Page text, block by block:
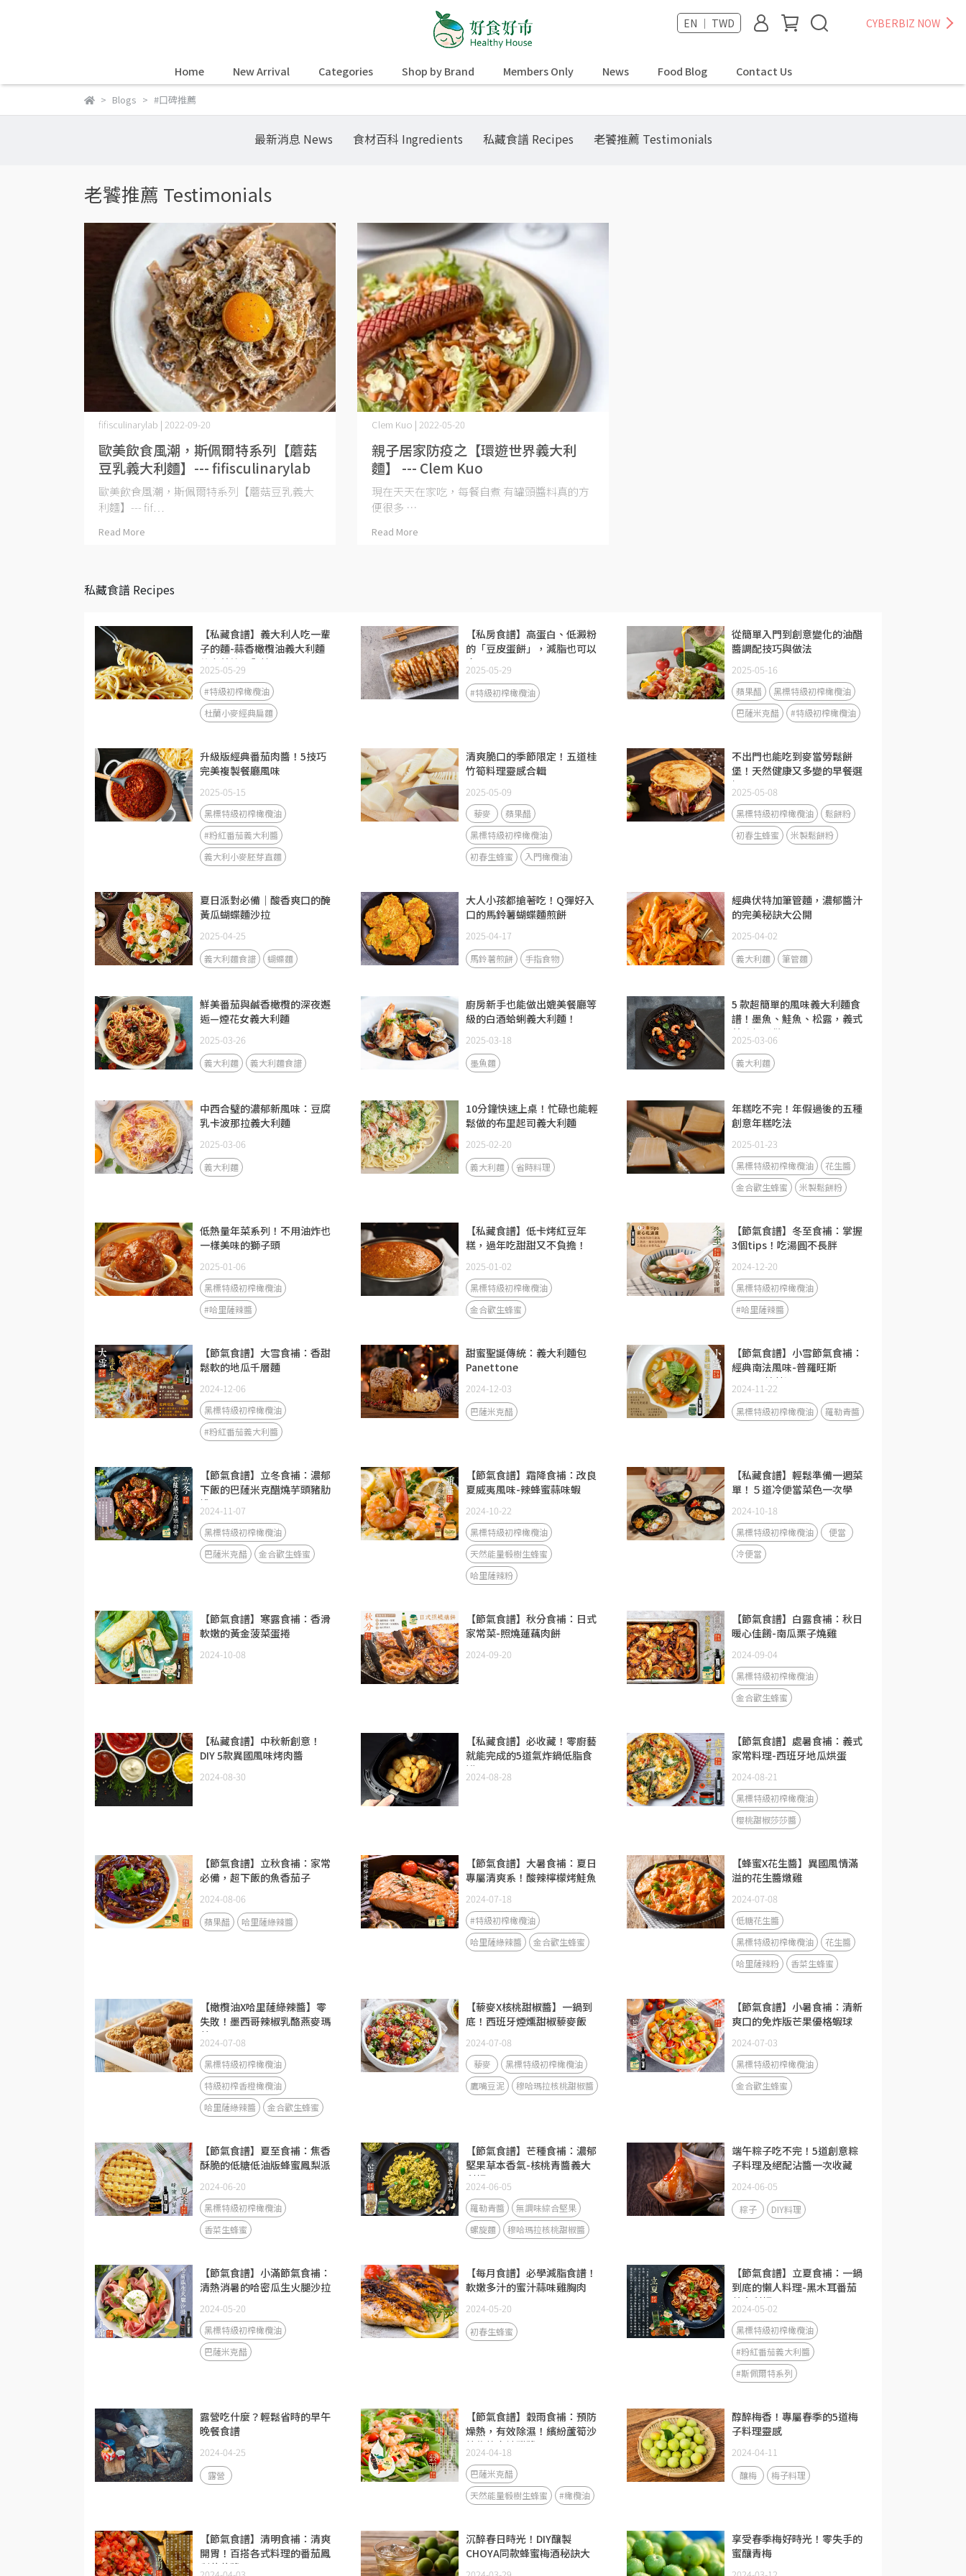
EN ｜ TWD CYBERBIZ NOW
Home New Arrival Categories Shop by Brand Members Only News Food Blog Contact Us
Blogs #口碑推薦
最新消息 News 食材百科 Ingredients 私藏食譜 Recipes 老饕推薦 Testimonials
老饕推薦 Testimonials
歐美飲食風潮，斯佩爾特系列【蘑菇
豆乳義大利麵】--- fifisculinarylab
fifisculinarylab | 2022-09-20
歐美飲食風潮，斯佩爾特系列【蘑菇豆乳義大
利麵】--- fif⋯
Read More
親子居家防疫之【環遊世界義大利
麵】 --- Clem Kuo
Clem Kuo | 2022-05-20
現在天天在家吃，每餐自煮 有罐頭醬料真的方
便很多 ⋯
Read More
私藏食譜 Recipes
【私藏食譜】義大利人吃一輩
子的麵-蒜香橄欖油義大利麵
的完美比例與技巧
2025-05-29
#特級初榨橄欖油
杜蘭小麥經典扁麵
【私房食譜】高蛋白、低澱粉
的「豆皮蛋餅」，減脂也可以
吃！
2025-05-29
#特級初榨橄欖油
從簡單入門到創意變化的油醋
醬調配技巧與做法
2025-05-16
蘋果醋
黑標特級初榨橄欖油
巴薩米克醋
#特級初榨橄欖油
升級版經典番茄肉醬！5技巧
完美複製餐廳風味
2025-05-15
黑標特級初榨橄欖油
#粉紅番茄義大利醬
義大利小麥胚芽直麵
清爽脆口的季節限定！五道桂
竹筍料理靈感合輯
2025-05-09
藜麥
蘋果醋
黑標特級初榨橄欖油
初春生蜂蜜
入門橄欖油
不出門也能吃到麥當勞鬆餅
堡！天然健康又多變的早餐選
擇2025-05-08
黑標特級初榨橄欖油
鬆餅粉
初春生蜂蜜
米製鬆餅粉
夏日派對必備｜酸香爽口的醃
黃瓜蝴蝶麵沙拉
2025-04-25
義大利麵食譜 蝴蝶麵
大人小孩都搶著吃！Q彈好入
口的馬鈴薯蝴蝶麵煎餅
2025-04-17
馬鈴薯煎餅 手指食物
經典伏特加筆管麵，濃郁醬汁
的完美秘訣大公開
2025-04-02
義大利麵 筆管麵
鮮美番茄與鹹香橄欖的深夜邂
逅—煙花女義大利麵
2025-03-26
義大利麵 義大利麵食譜
廚房新手也能做出媲美餐廳等
級的白酒蛤蜊義大利麵！
2025-03-18
墨魚麵
5 款超簡單的風味義大利麵食
譜！墨魚、鮭魚、松露，義式
美味輕鬆做
2025-03-06
義大利麵
中西合璧的濃郁新風味：豆腐
乳卡波那拉義大利麵
2025-03-06
義大利麵
10分鐘快速上桌！忙碌也能輕
鬆做的布里起司義大利麵
2025-02-20
義大利麵 省時料理
年糕吃不完！年假過後的五種
創意年糕吃法
2025-01-23
黑標特級初榨橄欖油
花生醬
金合歡生蜂蜜
米製鬆餅粉
低熱量年菜系列！不用油炸也
一樣美味的獅子頭
2025-01-06
黑標特級初榨橄欖油
#哈里薩辣醬
【私藏食譜】低卡烤紅豆年
糕，過年吃甜甜又不負擔！
2025-01-02
黑標特級初榨橄欖油
金合歡生蜂蜜
【節氣食譜】冬至食補：掌握
3個tips！吃湯圓不長胖
2024-12-20
黑標特級初榨橄欖油
#哈里薩辣醬
【節氣食譜】大雪食補：香甜
鬆軟的地瓜千層麵
2024-12-06
黑標特級初榨橄欖油
#粉紅番茄義大利醬
甜蜜聖誕傳統：義大利麵包
Panettone
2024-12-03
巴薩米克醋
【節氣食譜】小雪節氣食補：
經典南法風味-普羅旺斯
Pistou蔬菜湯
2024-11-22
黑標特級初榨橄欖油 羅勒青醬
【節氣食譜】立冬食補：濃郁
下飯的巴薩米克醋燒芋頭豬肋
排
2024-11-07
黑標特級初榨橄欖油
巴薩米克醋
金合歡生蜂蜜
【節氣食譜】霜降食補：改良
夏威夷風味-辣蜂蜜蒜味蝦
2024-10-22
黑標特級初榨橄欖油
天然能量椴樹生蜂蜜
哈里薩辣粉
【私藏食譜】輕鬆準備一週菜
單！５道冷便當菜色一次學
2024-10-18
黑標特級初榨橄欖油
便當
冷便當
【節氣食譜】寒露食補：香滑
軟嫩的黃金菠菜蛋捲
2024-10-08
【節氣食譜】秋分食補：日式
家常菜-照燒蓮藕肉餅
2024-09-20
【節氣食譜】白露食補：秋日
暖心佳餚-南瓜栗子燒雞
2024-09-04
黑標特級初榨橄欖油
金合歡生蜂蜜
【私藏食譜】中秋新創意！
DIY 5款異國風味烤肉醬
2024-08-30
【私藏食譜】必收藏！零廚藝
就能完成的5道氣炸鍋低脂食
譜
2024-08-28
【節氣食譜】處暑食補：義式
家常料理-西班牙地瓜烘蛋
2024-08-21
黑標特級初榨橄欖油
櫻桃甜椒莎莎醬
【節氣食譜】立秋食補：家常
必備，超下飯的魚香茄子
2024-08-06
蘋果醋 哈里薩綠辣醬
【節氣食譜】大暑食補：夏日
專屬清爽系！酸辣檸檬烤鮭魚
2024-07-18
#特級初榨橄欖油
哈里薩綠辣醬
金合歡生蜂蜜
【蜂蜜X花生醬】異國風情滿
溢的花生醬燉雞
2024-07-08
低糖花生醬
黑標特級初榨橄欖油
花生醬
哈里薩辣粉
香菜生蜂蜜
【橄欖油X哈里薩綠辣醬】零
失敗！墨西哥辣椒乳酪燕麥瑪
芬
2024-07-08
黑標特級初榨橄欖油
特級初榨香橙橄欖油
哈里薩綠辣醬
金合歡生蜂蜜
【藜麥X核桃甜椒醬】一鍋到
底！西班牙煙燻甜椒藜麥飯
2024-07-08
藜麥
黑標特級初榨橄欖油
鷹嘴豆泥
穆哈瑪拉核桃甜椒醬
【節氣食譜】小暑食補：清新
爽口的免炸版芒果優格蝦球
2024-07-03
黑標特級初榨橄欖油
金合歡生蜂蜜
【節氣食譜】夏至食補：焦香
酥脆的低糖低油版蜂蜜鳳梨派
2024-06-20
黑標特級初榨橄欖油
香菜生蜂蜜
【節氣食譜】芒種食補：濃郁
堅果草本香氣-核桃青醬義大
利麵
2024-06-05
羅勒青醬
無調味綜合堅果
螺旋麵
穆哈瑪拉核桃甜椒醬
端午粽子吃不完！5道創意粽
子料理及絕配沾醬一次收藏
2024-06-05
粽子 DIY料理
【節氣食譜】小滿節氣食補：
清熱消暑的哈密瓜生火腿沙拉
2024-05-20
黑標特級初榨橄欖油
巴薩米克醋
【每月食譜】必學減脂食譜！
軟嫩多汁的蜜汁蒜味雞胸肉
2024-05-20
初春生蜂蜜
【節氣食譜】立夏食補：一鍋
到底的懶人料理-黑木耳番茄
義大利麵
2024-05-02
黑標特級初榨橄欖油
#粉紅番茄義大利醬
#斯佩爾特系列
露營吃什麼？輕鬆省時的早午
晚餐食譜
2024-04-25
露營
【節氣食譜】穀雨食補：預防
燥熱，有效除濕！繽紛蘆筍沙
拉佐蜂蜜油醋醬
2024-04-18
巴薩米克醋
天然能量椴樹生蜂蜜
#橄欖油
醇醉梅香！專屬春季的5道梅
子料理靈感
2024-04-11
釀梅 梅子料理
【節氣食譜】清明食補：清爽
開胃！百搭各式料理的番茄鳳
梨莎莎醬
沉醉春日時光！DIY釀製
CHOYA同款蜂蜜梅酒秘訣大
享受春季梅好時光！零失手的
蜜釀青梅